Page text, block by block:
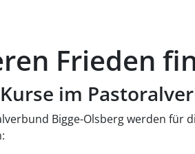
Frieden
im
Bigge-Olsberg werden für